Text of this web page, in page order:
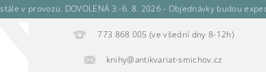
stále v provozu. DOVOLENÁ 3.-6. 8. 2026 - Objednávky budou
773 868 005 (ve všední dny 8-12h)
knihy@antikvariat-smichov.cz